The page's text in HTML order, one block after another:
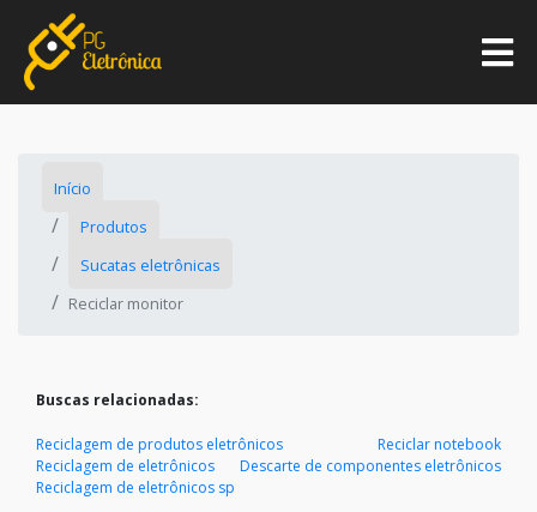
Início
Produtos
Sucatas eletrônicas
Reciclar monitor
Buscas relacionadas:
Reciclagem de produtos eletrônicos
Reciclar notebook
Reciclagem de eletrônicos
Descarte de componentes eletrônicos
Reciclagem de eletrônicos sp